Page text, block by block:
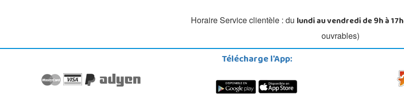
Horaire Service clientèle : du lundi au vendredi de 9h à 17h
ouvrables)
Télécharge l'App: